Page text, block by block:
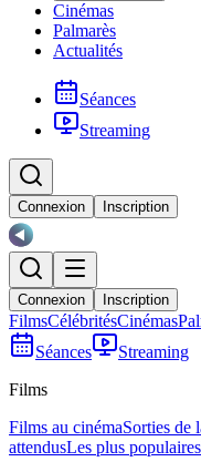
Cinémas
Palmarès
Actualités
Séances
Streaming
Connexion Inscription
Connexion Inscription
FilmsCélébritésCinémas
Séances
Streaming
Films
Films au cinémaSorties de
attendusLes plus populaires